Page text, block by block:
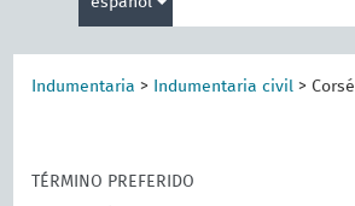
Indumentaria > Indumentaria civil > Corsé
TÉRMINO PREFERIDO